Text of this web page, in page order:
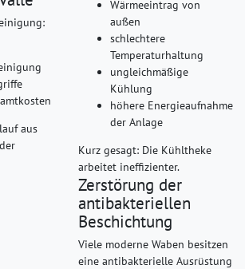
aus
Wärmeeintrag von
außen
schlechtere
Temperaturhaltung
ungleichmäßige
Kühlung
höhere Energieaufnahme
der Anlage
Kurz gesagt: Die Kühltheke
arbeitet ineffizienter.
Zerstörung der
antibakteriellen
Beschichtung
Viele moderne Waben besitzen
eine antibakterielle Ausrüstung